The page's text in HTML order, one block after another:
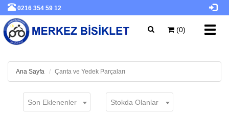
0216 354 59 12
(0)
Ana Sayfa Çanta ve Yedek Parçaları
Son Eklenenler Stokda Olanlar